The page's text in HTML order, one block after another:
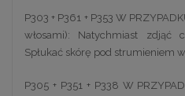
P303 + P361 + P353 W
włosami): Natychmiast zdjąć
Spłukać skórę pod strumieniem
P305 + P351 + P338 W